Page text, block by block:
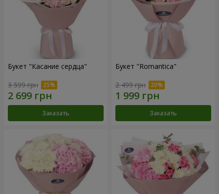
Букет "Касание сердца"
3 599 грн
Заказать
Букет "Romantica"
2 499 грн
Заказать